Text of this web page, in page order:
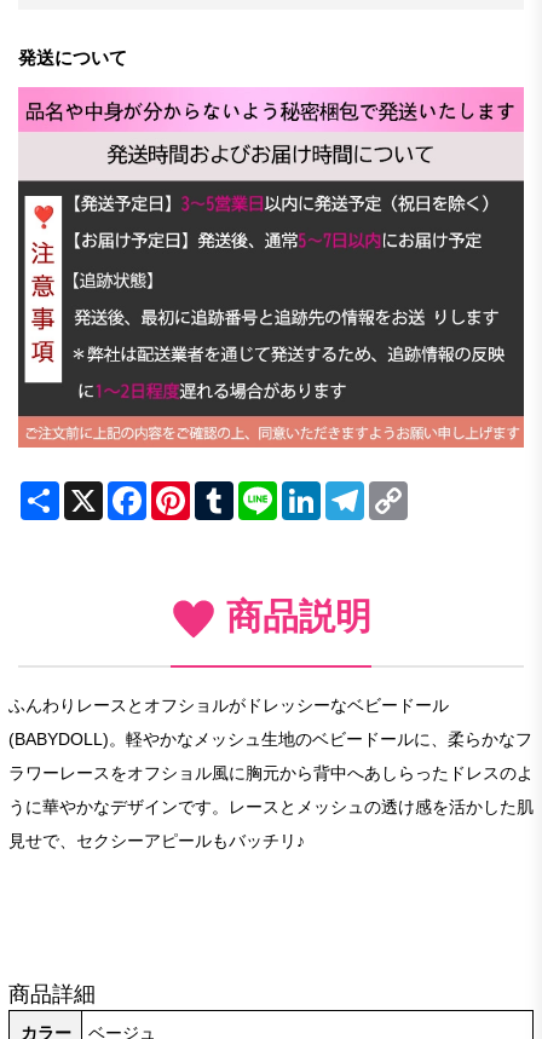
発送について
Share X FacebookPinterestTumblrLine LinkedInTelegram
商品説明
ふんわりレースとオフショルがドレッシーなベビードール
(BABYDOLL)。軽やかなメッシュ生地のベビードールに、柔らかなフ
ラワーレースをオフショル風に胸元から背中へあしらったドレスのよ
うに華やかなデザインです。レースとメッシュの透け感を活かした肌
見せで、セクシーアピールもバッチリ♪
商品詳細
カラー ベージュ